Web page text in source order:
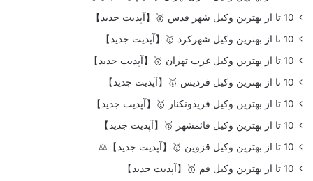
10 تا از بهترین وکیل شهر قدس 🥇【آپدیت جدید】
10 تا از بهترین وکیل شهرکرد 🥇【آپدیت جدید】
10 تا از بهترین وکیل غرب تهران 🥇【آپدیت جدید】
10 تا از بهترین وکیل فردیس 🥇【آپدیت جدید】
10 تا از بهترین وکیل فریدونکنار 🥇【آپدیت جدید】
10 تا از بهترین وکیل قائمشهر 🥇【آپدیت جدید】
10 تا از بهترین وکیل قزوین 🥇【آپدیت جدید】⚖️
10 تا از بهترین وکیل قم 🥇【آپدیت جدید】